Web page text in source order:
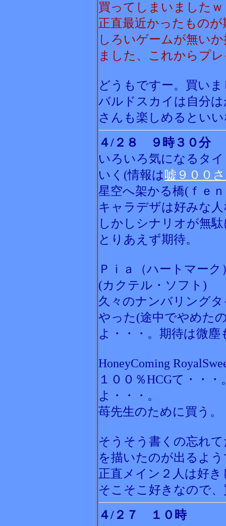
買ってしまいましたｗ
正直最近かったもの
しろいゲームが無い
ました、これからプ
どうもですー。買い
バルドスカイは自分
さんも楽しめるとい
４/２８ ９時３０分
いろいろ気になるタ
いく(情報は嘘９００
星空へ架かる橋(ｆｅ
キャラデザは好みな
しかしシナリオが無
とりあえず期待。
Ｐｉａ（ハートマー
(カクテル・ソフト)
久々のナンバリングタ
やった(途中でやめた
よ・・・。期待は微
HoneyComing
１００％HCGて・・
よ・・・。
苺先生のために買う。
そうそう書くの忘れ
を描いたのが出るよ
正直メイン２人は好
そこそこ好きなので
４/２７ １０時